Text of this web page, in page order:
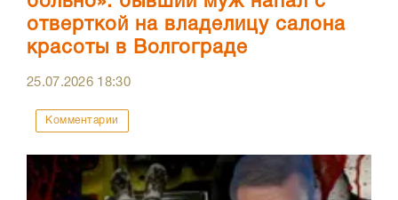
отверткой на владелицу салона
красоты в Волгограде
25.07.2026 18:30
Комментарии